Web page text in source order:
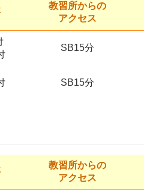
教習所からの
アクセス
SB15分
SB15分
教習所からの
アクセス